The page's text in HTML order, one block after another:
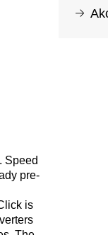
Speed
pre-
is